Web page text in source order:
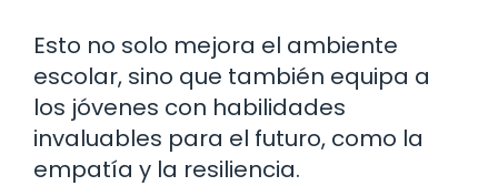
Esto no solo mejora el ambiente
escolar, sino que también equipa a
los jóvenes con habilidades
invaluables para el futuro, como la
empatía y la resiliencia.